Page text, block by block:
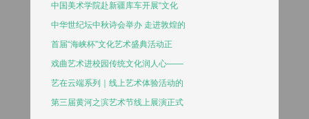
中国美术学院赴新疆库车开展“文化
中华世纪坛中秋诗会举办 走进敦煌的
首届“海峡杯”文化艺术盛典活动正
戏曲艺术进校园传统文化润人心——
艺在云端系列｜线上艺术体验活动的
第三届黄河之滨艺术节线上展演正式